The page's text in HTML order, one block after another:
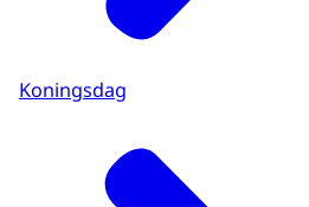
Koningsdag